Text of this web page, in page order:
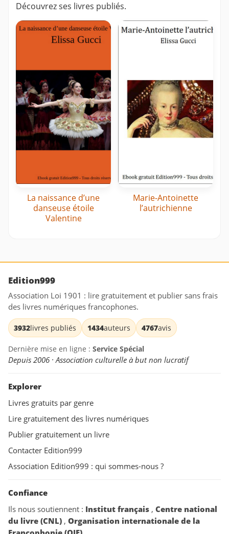
Découvrez ses livres publiés.
La naissance d’une
danseuse étoile
Valentine
Marie-Antoinette
l’autrichienne
Edition999
Association Loi 1901 : lire gratuitement et publier sans frais
des livres numériques francophones.
3932livres publiés 1434auteurs 4767avis
Dernière mise en ligne : Service Spécial
Depuis 2006 · Association culturelle à but non lucratif
Explorer
Livres gratuits par genre
Lire gratuitement des livres numériques
Publier gratuitement un livre
Contacter Edition999
Association Edition999 : qui sommes-nous ?
Confiance
Ils nous soutiennent : Institut français , Centre national
du livre (CNL) , Organisation internationale de la